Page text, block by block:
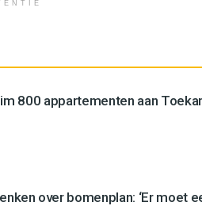
800 appartementen aan
over bomenplan: ‘Er moet